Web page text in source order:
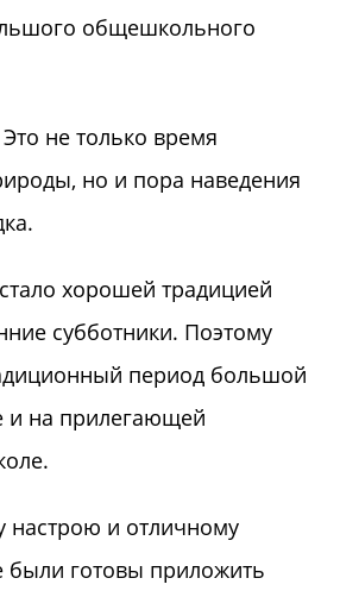
общешкольного
не только время
но и пора наведения
хорошей традицией
субботники. Поэтому
период большой
и на прилегающей
настрою и отличному
были готовы приложить